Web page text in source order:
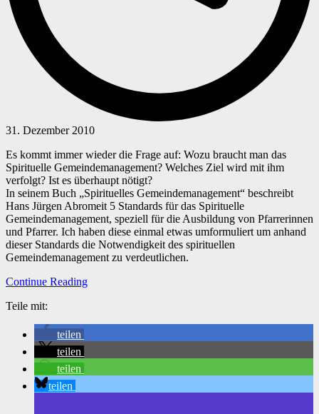
31. Dezember 2010
Es kommt immer wieder die Frage auf: Wozu braucht man das
Spirituelle Gemeindemanagement? Welches Ziel wird mit ihm
verfolgt? Ist es überhaupt nötigt?
In seinem Buch „Spirituelles Gemeindemanagement“ beschreibt
Hans Jürgen Abromeit 5 Standards für das Spirituelle
Gemeindemanagement, speziell für die Ausbildung von Pfarrerinnen
und Pfarrer. Ich haben diese einmal etwas umformuliert um anhand
dieser Standards die Notwendigkeit des spirituellen
Gemeindemanagement zu verdeutlichen.
Continue Reading
Teile mit:
teilen
teilen
teilen
teilen